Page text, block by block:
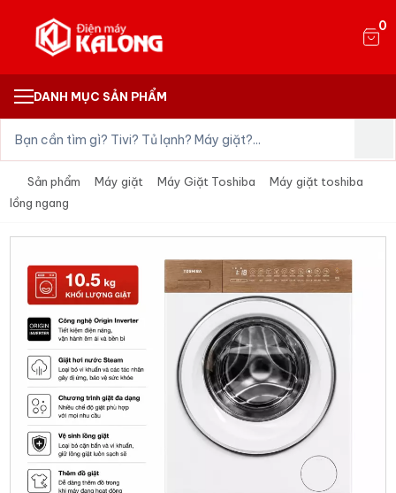
0
DANH MỤC SẢN PHẨM
Sản phẩm Máy giặt Máy Giặt Toshiba
Máy giặt toshiba
lồng ngang